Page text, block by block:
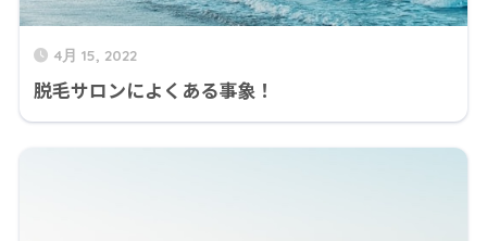
4月 15, 2022
脱毛サロンによくある事象！